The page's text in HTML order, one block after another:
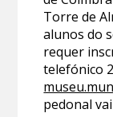
Torre de
alunos do
requer
telefónico
pedonal